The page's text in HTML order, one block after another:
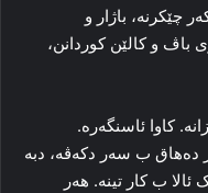
چێکرنه‌، باژار و
باڤ و کالێن کوردانن،
کاوا ئاسنگه‌ره‌.
ده‌هاق ب سه‌ر دکه‌ڤه‌، دبه‌
ب کار تینه‌. هه‌ر